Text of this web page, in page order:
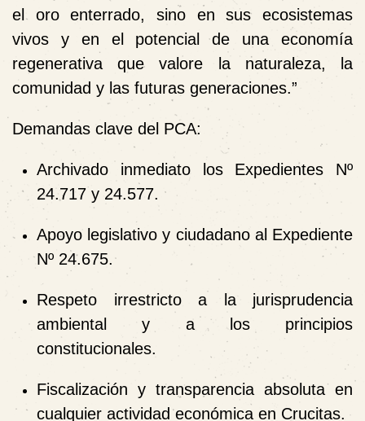
el oro enterrado, sino en sus ecosistemas
vivos y en el potencial de una economía
regenerativa que valore la naturaleza, la
comunidad y las futuras generaciones.”
Demandas clave del PCA:
Archivado inmediato los Expedientes Nº
24.717 y 24.577.
Apoyo legislativo y ciudadano al Expediente
Nº 24.675.
Respeto irrestricto a la jurisprudencia
ambiental y a los principios
constitucionales.
Fiscalización y transparencia absoluta en
cualquier actividad económica en Crucitas.